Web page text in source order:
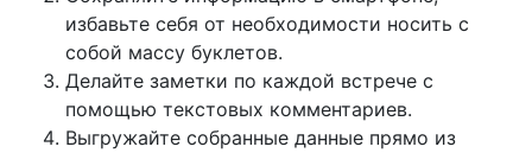
избавьте себя от необходимости носить с
собой массу буклетов.
Делайте заметки по каждой встрече с
помощью текстовых комментариев.
Выгружайте собранные данные прямо из